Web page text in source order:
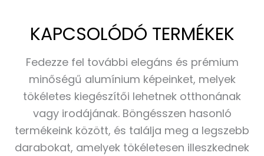
KAPCSOLÓDÓ TERMÉKEK
Fedezze fel további elegáns és prémium
minőségű alumínium képeinket, melyek
tökéletes kiegészítői lehetnek otthonának
vagy irodájának. Böngésszen hasonló
termékeink között, és találja meg a legszebb
darabokat, amelyek tökéletesen illeszkednek